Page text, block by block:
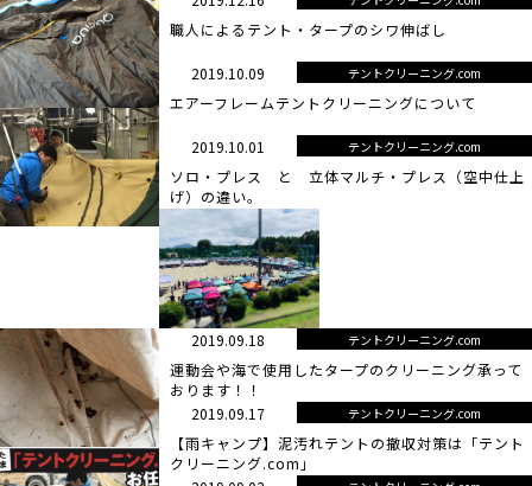
職人によるテント・タープのシワ伸ばし
2019.10.09 テントクリーニング.com
エアーフレームテントクリーニングについて
2019.10.01 テントクリーニング.com
ソロ・プレス と 立体マルチ・プレス（空中仕上
げ）の違い。
2019.09.18 テントクリーニング.com
運動会や海で使用したタープのクリーニング承って
おります！！
2019.09.17
テントクリーニング.com
【雨キャンプ】泥汚れテントの撤収対策は「テント
クリーニング.com」